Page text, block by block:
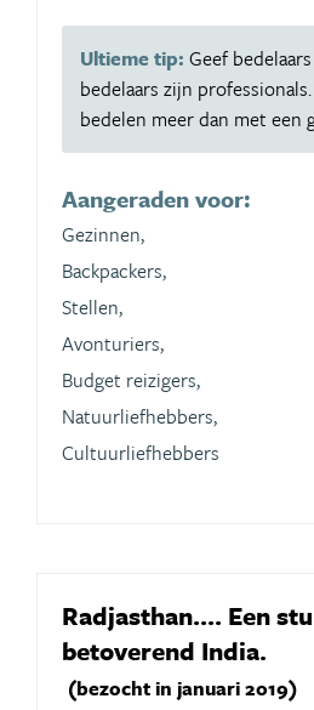
Ultieme tip: Geef
bedelaars zijn
bedelen meer dan met een
Aangeraden voor:
Gezinnen,
Backpackers,
Stellen,
Avonturiers,
Budget reizigers,
Natuurliefhebbers,
Cultuurliefhebbers
Radjasthan.... Een
betoverend India.
(bezocht in januari 2019)